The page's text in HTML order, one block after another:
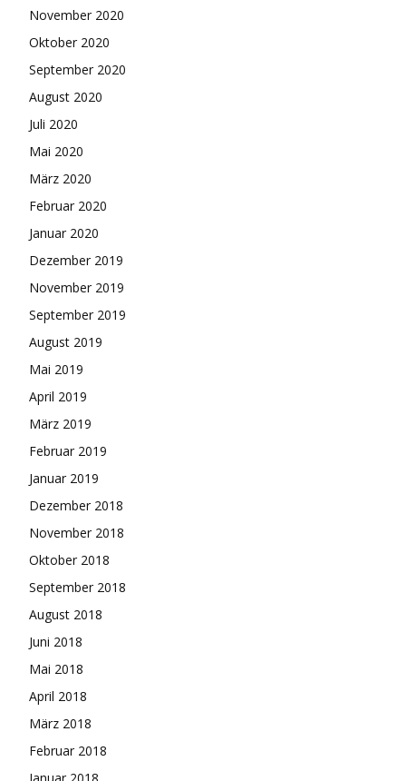
November 2020
Oktober 2020
September 2020
August 2020
Juli 2020
Mai 2020
März 2020
Februar 2020
Januar 2020
Dezember 2019
November 2019
September 2019
August 2019
Mai 2019
April 2019
März 2019
Februar 2019
Januar 2019
Dezember 2018
November 2018
Oktober 2018
September 2018
August 2018
Juni 2018
Mai 2018
April 2018
März 2018
Februar 2018